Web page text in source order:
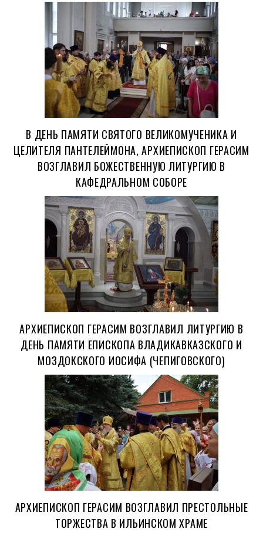
В ДЕНЬ ПАМЯТИ СВЯТОГО ВЕЛИКОМУЧЕНИКА И
ЦЕЛИТЕЛЯ ПАНТЕЛЕЙМОНА, АРХИЕПИСКОП ГЕРАСИМ
ВОЗГЛАВИЛ БОЖЕСТВЕННУЮ ЛИТУРГИЮ В
КАФЕДРАЛЬНОМ СОБОРЕ
АРХИЕПИСКОП ГЕРАСИМ ВОЗГЛАВИЛ ЛИТУРГИЮ В
ДЕНЬ ПАМЯТИ ЕПИСКОПА ВЛАДИКАВКАЗСКОГО И
МОЗДОКСКОГО ИОСИФА (ЧЕПИГОВСКОГО)
АРХИЕПИСКОП ГЕРАСИМ ВОЗГЛАВИЛ ПРЕСТОЛЬНЫЕ
ТОРЖЕСТВА В ИЛЬИНСКОМ ХРАМЕ